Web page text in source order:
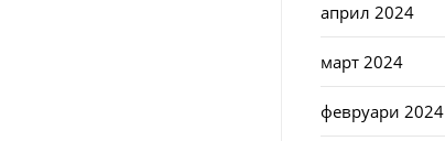
април 2024
март 2024
февруари 2024